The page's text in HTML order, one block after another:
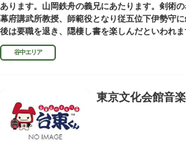
あります。山岡鉄舟の義兄にあたります。剣術の
幕府講武所教授、師範役となり従五位下伊勢守
後は要職を退き、隠棲し書を楽しんだといわれ
に幕末の三舟といわれています。
谷中エリア
東京文化会館音